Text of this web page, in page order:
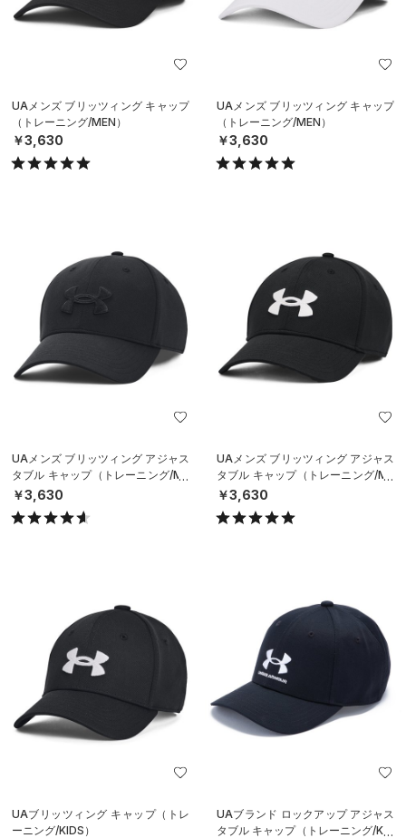
UAメンズ ブリッツィング キャップ
（トレーニング/MEN）
￥3,630
UAメンズ ブリッツィング キャップ
（トレーニング/MEN）
￥3,630
UAメンズ ブリッツィング アジャス
タブル キャップ（トレーニング/ME
N）
￥3,630
UAメンズ ブリッツィング アジャス
タブル キャップ（トレーニング/ME
N）
￥3,630
UAブリッツィング キャップ（トレ
ーニング/KIDS）
UAブランド ロックアップ アジャス
タブル キャップ（トレーニング/KID